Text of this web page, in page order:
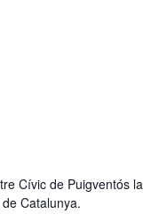
Cívic de Puigventós la
Catalunya.